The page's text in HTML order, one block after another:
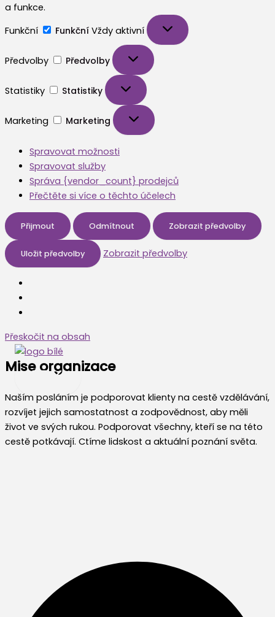
a funkce.
Funkční
Funkční Vždy aktivní
Předvolby Předvolby
Statistiky Statistiky
Marketing Marketing
Spravovat možnosti
Spravovat služby
Správa {vendor_count} prodejců
Přečtěte si více o těchto účelech
Přijmout Odmítnout Zobrazit předvolby
Uložit předvolby Zobrazit předvolby
Přeskočit na obsah
Mise organizace
Naším posláním je podporovat klienty na cestě vzdělávání,
rozvíjet jejich samostatnost a zodpovědnost, aby měli
život ve svých rukou. Podporovat všechny, kteří se na této
cestě potkávají. Ctíme lidskost a aktuální poznání světa.